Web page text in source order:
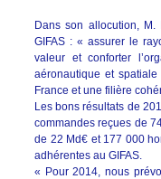
Dans son allocution,
GIFAS : « assurer le
valeur et conforter
aéronautique et
France et une filière
Les bons résultats de
commandes reçues de
de 22 Md€ et 177 000
adhérentes au GIFAS.
« Pour 2014, nous